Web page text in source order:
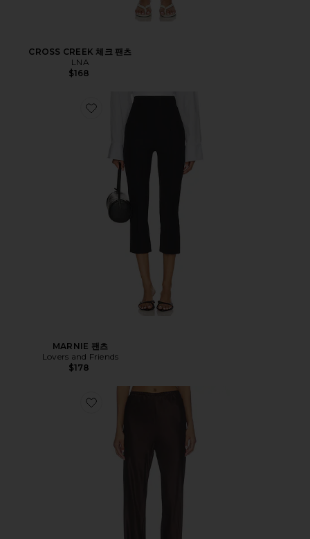
CROSS CREEK 체크 팬츠
LNA
$168
MARNIE 팬츠
Lovers and Friends
$178